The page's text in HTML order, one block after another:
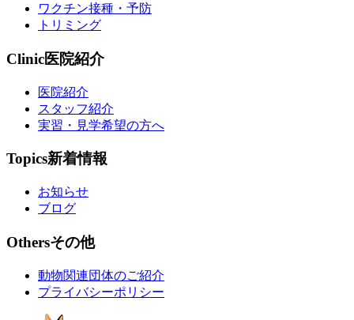
ワクチン接種・予防
トリミング
Clinic医院紹介
医院紹介
スタッフ紹介
実習・見学希望の方へ
Topics新着情報
お知らせ
ブログ
Othersその他
動物関連団体のご紹介
プライバシーポリシー